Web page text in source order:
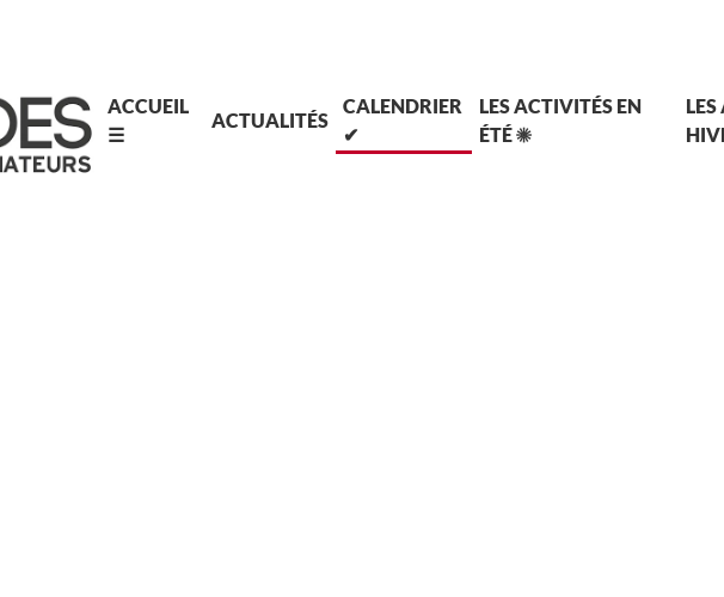
ACCUEIL
☰
ACTUALITÉS
CALENDRIER
✔
LES ACTIVITÉS EN
ÉTÉ ☀